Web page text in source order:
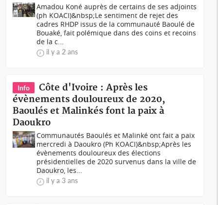
Amadou Koné auprès de certains de ses adjoints
(ph KOACI)&nbsp;Le sentiment de rejet des
cadres RHDP issus de la communauté Baoulé de
Bouaké, fait polémique dans des coins et recoins
de la c...
il y a 2 ans
Info
Côte d'Ivoire : Après les
évènements douloureux de 2020,
Baoulés et Malinkés font la paix à
Daoukro
Communautés Baoulés et Malinké ont fait a paix
mercredi à Daoukro (Ph KOACI)&nbsp;Après les
évènements douloureux des élections
présidentielles de 2020 survenus dans la ville de
Daoukro, les...
il y a 3 ans